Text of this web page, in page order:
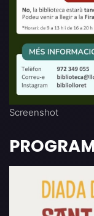
Screenshot